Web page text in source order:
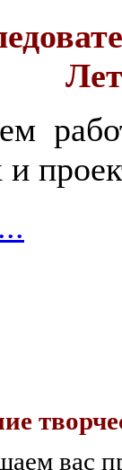
и
вас